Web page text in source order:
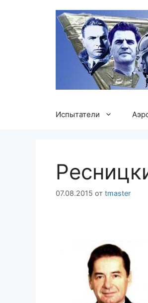
Испытатели
07.08.2015 от tmaster